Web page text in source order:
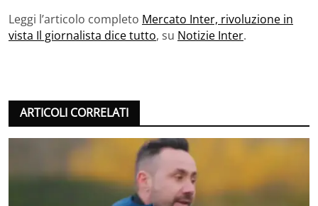
Leggi l’articolo completo Mercato Inter, rivoluzione in
vista Il giornalista dice tutto, su Notizie Inter.
ARTICOLI CORRELATI